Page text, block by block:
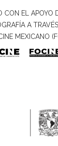
CON EL APOYO
A
MEXICANO